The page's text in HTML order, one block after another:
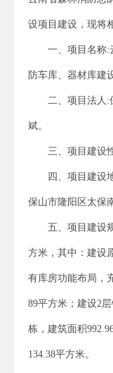
设项目建设，现将
一、项目名称:
防车库、器材库建
二、项目法人
斌。
三、项目建设
四、项目建设
保山市隆阳区太保
五、项目建设
方米，其中：建设
有库房功能布局，
89平方米；建设2
栋，建筑面积
134.38平方米。